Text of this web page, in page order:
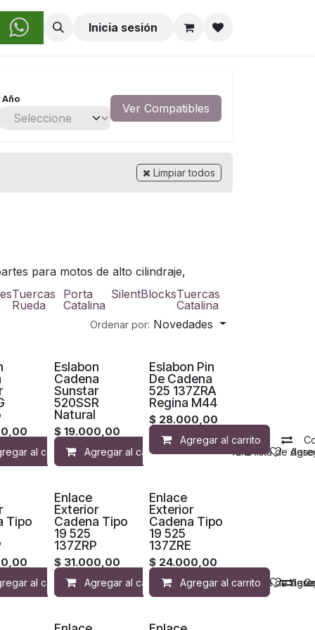
Sobre Nosotros Inicia sesión
Año
Ver Compatibles
Limpiar todos
para motos de alto cilindraje,
Tuercas
Rueda
Porta
Catalina
SilentBlocksTuercas
Catalina
Ordenar por: Novedades
la lista de deseos
Compara Agregar a la lista de deseos
al carrito Compara Agregar a la lista de
Eslabon
Cadena
Sunstar
520SSR
Natural
$ 19.000,00
Agregar al carrito Compara
Eslabon Pin
De Cadena
525 137ZRA
Regina M44
$ 28.000,00
Agregar al carrito
deseos
Compara Agregar a la lista de deseos
Tipo
al carrito Compara Agregar a la lista de
Enlace
Exterior
Cadena Tipo
19 525
137ZRP
$ 31.000,00
Agregar al carrito Compara
Enlace
Exterior
Cadena Tipo
19 525
137ZRE
$ 24.000,00
Agregar al carrito